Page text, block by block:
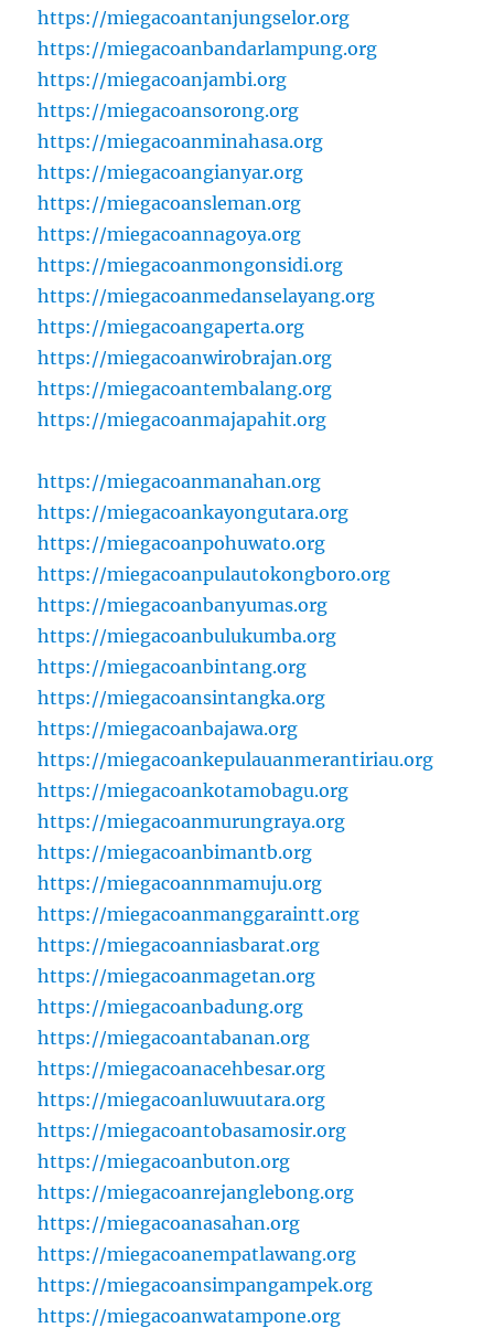
https://miegacoantanjungselor.org
https://miegacoanbandarlampung.org
https://miegacoanjambi.org
https://miegacoansorong.org
https://miegacoanminahasa.org
https://miegacoangianyar.org
https://miegacoansleman.org
https://miegacoannagoya.org
https://miegacoanmongonsidi.org
https://miegacoanmedanselayang.org
https://miegacoangaperta.org
https://miegacoanwirobrajan.org
https://miegacoantembalang.org
https://miegacoanmajapahit.org
https://miegacoanmanahan.org
https://miegacoankayongutara.org
https://miegacoanpohuwato.org
https://miegacoanpulautokongboro.org
https://miegacoanbanyumas.org
https://miegacoanbulukumba.org
https://miegacoanbintang.org
https://miegacoansintangka.org
https://miegacoanbajawa.org
https://miegacoankepulauanmerantiriau.org
https://miegacoankotamobagu.org
https://miegacoanmurungraya.org
https://miegacoanbimantb.org
https://miegacoannmamuju.org
https://miegacoanmanggaraintt.org
https://miegacoanniasbarat.org
https://miegacoanmagetan.org
https://miegacoanbadung.org
https://miegacoantabanan.org
https://miegacoanacehbesar.org
https://miegacoanluwuutara.org
https://miegacoantobasamosir.org
https://miegacoanbuton.org
https://miegacoanrejanglebong.org
https://miegacoanasahan.org
https://miegacoanempatlawang.org
https://miegacoansimpangampek.org
https://miegacoanwatampone.org